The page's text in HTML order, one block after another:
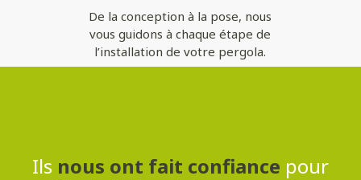
De la conception à la pose, nous
vous guidons à chaque étape de
l’installation de votre pergola.
Ils nous ont fait confiance pour